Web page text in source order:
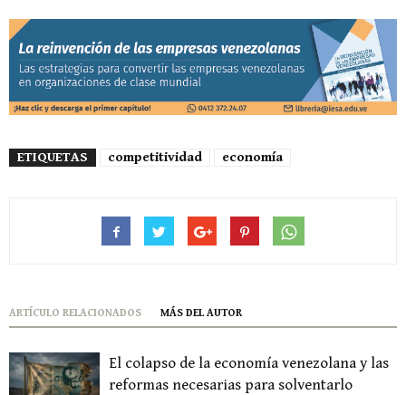
ETIQUETAS competitividad economía
ARTÍCULO RELACIONADOS MÁS DEL AUTOR
El colapso de la economía venezolana y las
reformas necesarias para solventarlo